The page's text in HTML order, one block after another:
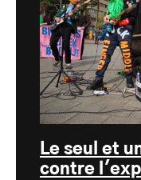
Le seul et
contre